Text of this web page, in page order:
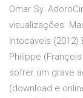
Omar Sy.
visualizações.
Intocáveis
Philippe
sofrer um grave
(download e